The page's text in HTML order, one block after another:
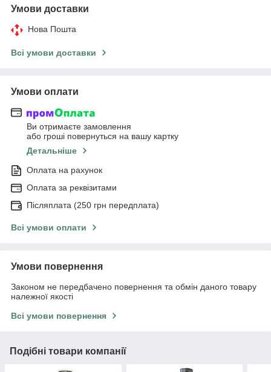
Умови доставки
Нова Пошта
Всі умови доставки
Умови оплати
Ви отримаєте замовлення
або гроші повернуться на вашу картку
Детальніше
Оплата на рахунок
Оплата за реквізитами
Післяплата (250 грн передплата)
Всі умови оплати
Умови повернення
Законом не передбачено повернення та обмін даного товару
належної якості
Всі умови повернення
Подібні товари компанії